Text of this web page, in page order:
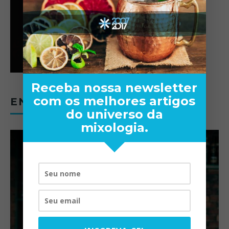
ENTREVISTAS
Receba nossa newsletter
com os melhores artigos
do universo da
mixologia.